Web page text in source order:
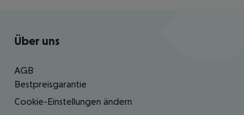
Footer navigation
Über uns
AGB
Bestpreisgarantie
Cookie-Einstellungen ändern